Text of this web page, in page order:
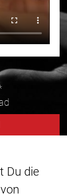
Du die